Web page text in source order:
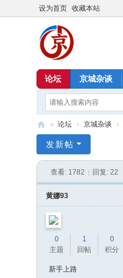
设为首页 收藏本站
论坛 京城杂谈
京
» 论坛 › 京城杂谈 ›
发新帖
查看: 1782 回复: 22
黄娜93
0
主题
1
回帖
0
积分
新手上路